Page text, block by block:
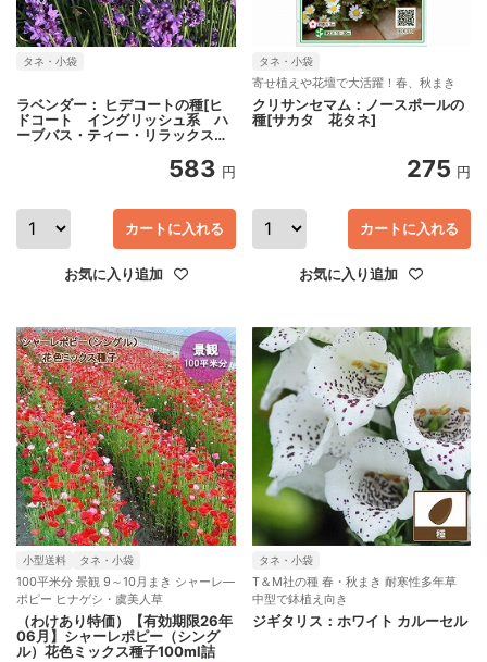
タネ・小袋
ラベンダー： ヒデコートの種[ヒ
ドコート イングリッシュ系 ハ
ーブバス・ティー・リラックス・
583 円
お気に入り追加
カートに入れる
タネ・小袋
寄せ植えや花壇で大活躍！春、秋まき
クリサンセマム：ノースポールの
種[サカタ 花タネ]
275 円
お気に入り追加
カートに入れる
小型送料 タネ・小袋
100平米分 景観 9～10月まき シャーレ―
ポピー ヒナゲシ・虞美人草
（わけあり特価）【有効期限26年
06月】シャーレポピー（シング
ル）花色ミックス種子100ml詰
タネ・小袋
T＆M社の種 春・秋まき 耐寒性多年草
中型で鉢植え向き
ジギタリス：ホワイト カルーセル